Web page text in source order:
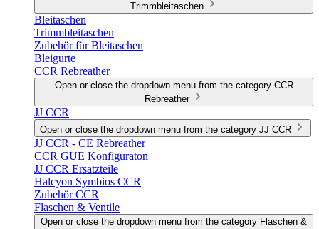
Trimmbleitaschen
Bleitaschen
Trimmbleitaschen
Zubehör für Bleitaschen
Bleigurte
CCR Rebreather
Open or close the dropdown menu from the category CCR
Rebreather
JJ CCR
Open or close the dropdown menu from the category JJ CCR
JJ CCR - CE Rebreather
CCR GUE Konfiguraton
JJ CCR Ersatzteile
Halcyon Symbios CCR
Zubehör CCR
Flaschen & Ventile
Open or close the dropdown menu from the category Flaschen &